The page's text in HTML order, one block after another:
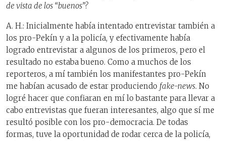
de vista de los “buenos”?
A. H.: Inicialmente había intentado entrevistar también a
los pro-Pekín y a la policía, y efectivamente había
logrado entrevistar a algunos de los primeros, pero el
resultado no estaba bueno. Como a muchos de los
reporteros, a mí también los manifestantes pro-Pekín
me habían acusado de estar produciendo fake-news. No
logré hacer que confiaran en mí lo bastante para llevar a
cabo entrevistas que fueran interesantes, algo que sí me
resultó posible con los pro-democracia. De todas
formas, tuve la oportunidad de rodar cerca de la policía,